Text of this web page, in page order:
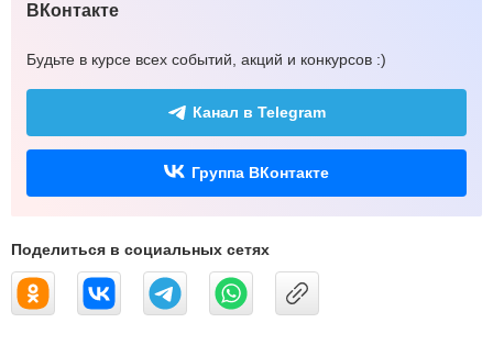
ВКонтакте
Будьте в курсе всех событий, акций и конкурсов :)
Канал в Telegram
Группа ВКонтакте
Поделиться в социальных сетях